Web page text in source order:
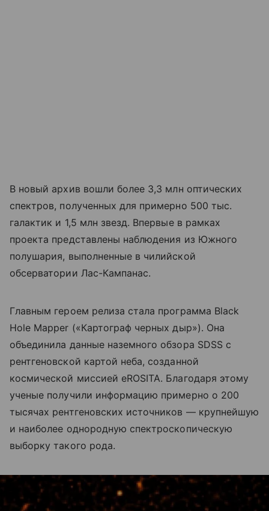
В новый архив вошли более 3,3 млн оптических
спектров, полученных для примерно 500 тыс.
галактик и 1,5 млн звезд. Впервые в рамках
проекта представлены наблюдения из Южного
полушария, выполненные в чилийской
обсерватории Лас-Кампанас.
Главным героем релиза стала программа Black
Hole Mapper («Картограф черных дыр»). Она
объединила данные наземного обзора SDSS с
рентгеновской картой неба, созданной
космической миссией eROSITA. Благодаря этому
ученые получили информацию примерно о 200
тысячах рентгеновских источников — крупнейшую
и наиболее однородную спектроскопическую
выборку такого рода.